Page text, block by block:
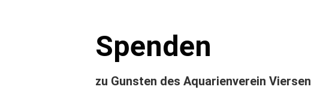
Spenden
zu Gunsten des Aquarienverein Viersen